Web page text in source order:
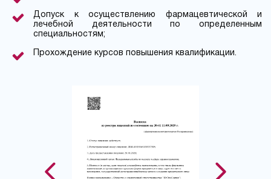
Допуск к осуществлению фармацевтической и
лечебной деятельности по определенным
специальностям;
Прохождение курсов повышения квалификации.